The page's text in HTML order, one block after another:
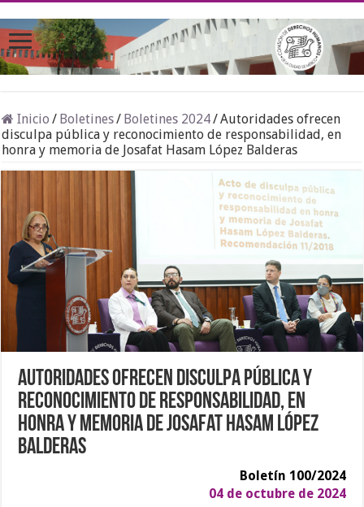
Inicio / Boletines/ Boletines 2024/Autoridades ofrecen
disculpa pública y reconocimiento de responsabilidad, en
honra y memoria de Josafat Hasam López Balderas
Autoridades ofrecen disculpa pública y
reconocimiento de responsabilidad, en
honra y memoria de Josafat Hasam López
Balderas
Boletín 100/2024
04 de octubre de 2024